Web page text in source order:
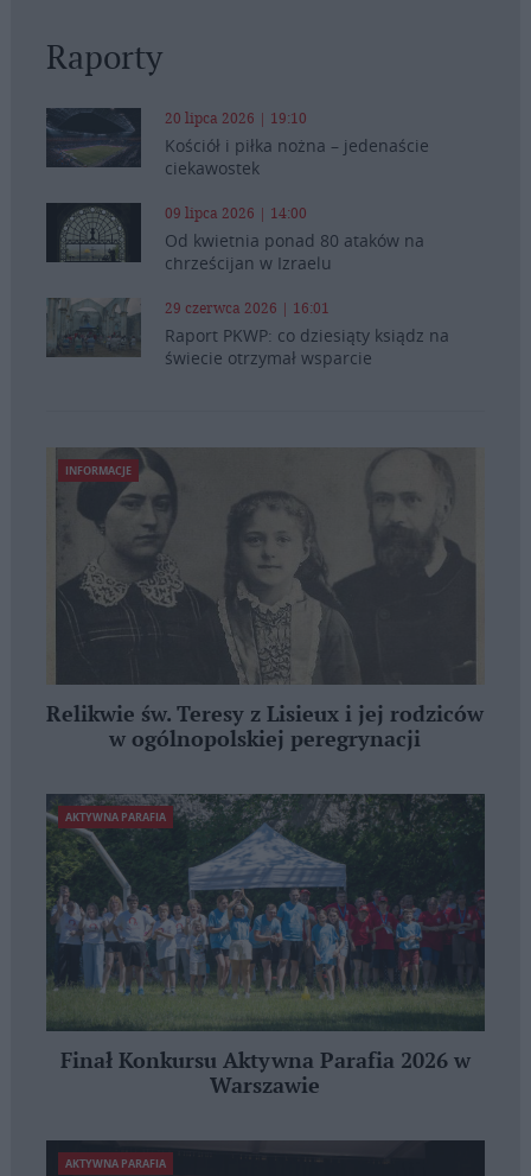
Raporty
20 lipca 2026 | 19:10
Kościół i piłka nożna – jedenaście
ciekawostek
09 lipca 2026 | 14:00
Od kwietnia ponad 80 ataków na
chrześcijan w Izraelu
29 czerwca 2026 | 16:01
Raport PKWP: co dziesiąty ksiądz na
świecie otrzymał wsparcie
INFORMACJE
Relikwie św. Teresy z Lisieux i jej rodziców
w ogólnopolskiej peregrynacji
AKTYWNA PARAFIA
Finał Konkursu Aktywna Parafia 2026 w
Warszawie
AKTYWNA PARAFIA